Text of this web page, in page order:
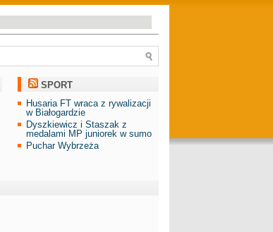
SPORT
Husaria FT wraca z rywalizacji
w Białogardzie
Dyszkiewicz i Staszak z
medalami MP juniorek w sumo
Puchar Wybrzeża